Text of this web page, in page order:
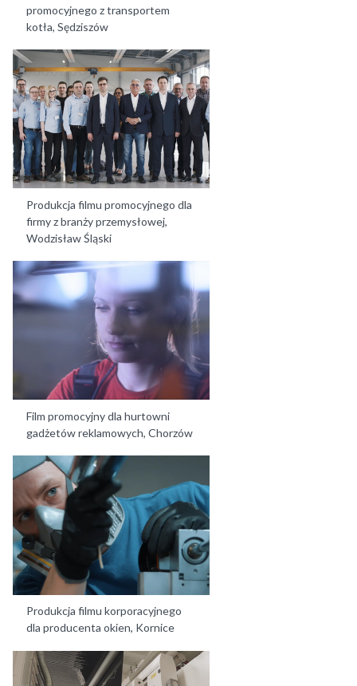
promocyjnego z transportem
kotła, Sędziszów
Produkcja filmu promocyjnego dla
firmy z branży przemysłowej,
Wodzisław Śląski
Film promocyjny dla hurtowni
gadżetów reklamowych, Chorzów
Produkcja filmu korporacyjnego
dla producenta okien, Kornice